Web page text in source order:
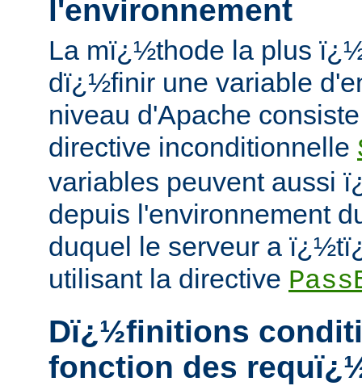
l'environnement
La mï¿½thode la plus
dï¿½finir une variable
niveau d'Apache
directive inconditionnelle
variables peuvent aussi
depuis l'environnement
duquel le serveur a
utilisant la directive
Dï¿½finitions
fonction des